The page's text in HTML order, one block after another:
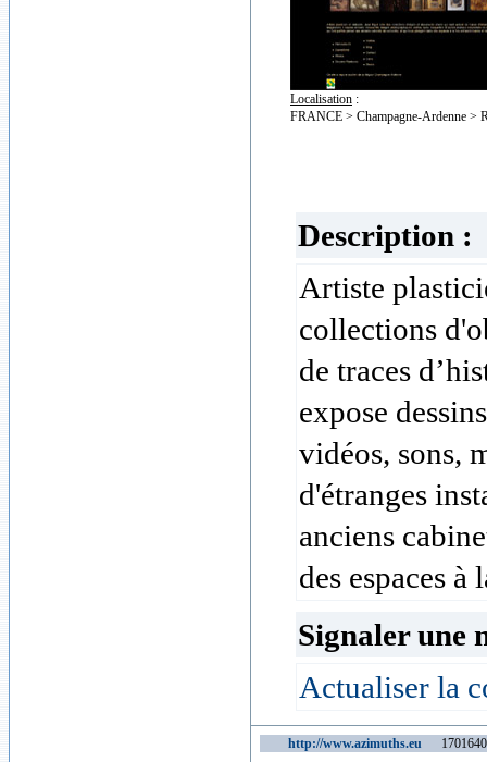
Localisation :
FRANCE > Champagne-Ardenne >
Description :
Artiste
collections
de traces
expose
vidéos, sons,
d'étranges
anciens
des espaces
Signaler une
Actualiser la
http://www.azimuths.eu 1701640